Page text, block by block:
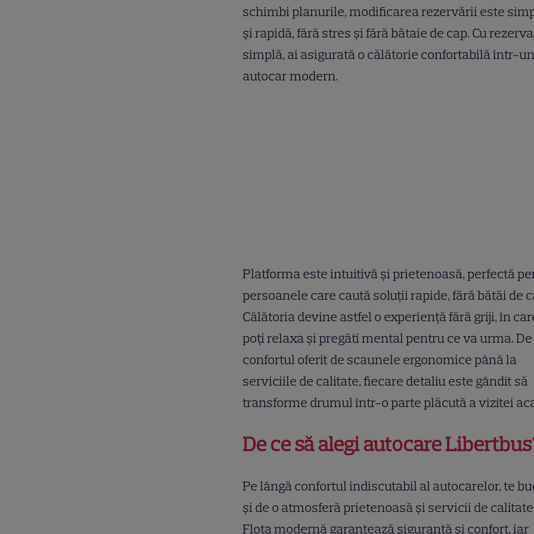
schimbi planurile, modificarea rezervării este
și rapidă, fără stres și fără bătaie de cap. Cu
simplă, ai asigurată o călătorie confortabilă într-un
autocar modern.
Platforma este intuitivă și prietenoasă, perfectă
persoanele care caută soluții rapide, fără bătăi de
Călătoria devine astfel o experiență fără griji, în
poți relaxa și pregăti mental pentru ce va urma.
confortul oferit de scaunele ergonomice până la
serviciile de calitate, fiecare detaliu este gândit să
transforme drumul într-o parte plăcută a vizitei
De ce să alegi autocare
Pe lângă confortul indiscutabil al autocarelor, te
și de o atmosferă prietenoasă și servicii de
Flota modernă garantează siguranță și confort, iar